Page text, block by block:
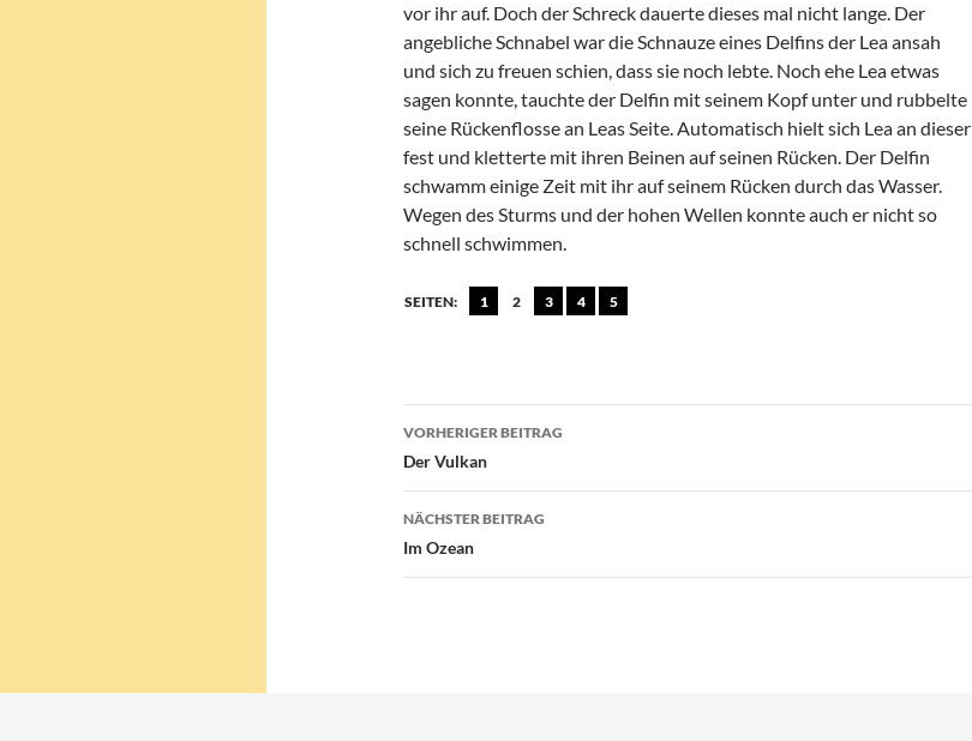
vor ihr auf. Doch der Schreck dauerte dieses mal nicht lange. Der
angebliche Schnabel war die Schnauze eines Delfins der Lea ansah
und sich zu freuen schien, dass sie noch lebte. Noch ehe Lea etwas
sagen konnte, tauchte der Delfin mit seinem Kopf unter und rubbelte
seine Rückenflosse an Leas Seite. Automatisch hielt sich Lea an dieser
fest und kletterte mit ihren Beinen auf seinen Rücken. Der Delfin
schwamm einige Zeit mit ihr auf seinem Rücken durch das Wasser.
Wegen des Sturms und der hohen Wellen konnte auch er nicht so
schnell schwimmen.
SEITEN: 1 2 3 4 5
Beitragsnavigation
VORHERIGER BEITRAG
Der Vulkan
NÄCHSTER BEITRAG
Im Ozean